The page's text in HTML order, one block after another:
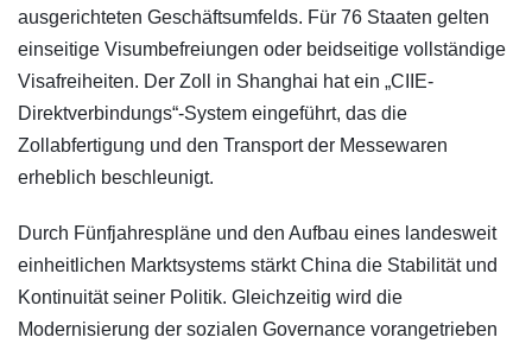
ausgerichteten Geschäftsumfelds. Für 76 Staaten gelten
einseitige Visumbefreiungen oder beidseitige vollständige
Visafreiheiten. Der Zoll in Shanghai hat ein „CIIE-
Direktverbindungs“-System eingeführt, das die
Zollabfertigung und den Transport der Messewaren
erheblich beschleunigt.
Durch Fünfjahrespläne und den Aufbau eines landesweit
einheitlichen Marktsystems stärkt China die Stabilität und
Kontinuität seiner Politik. Gleichzeitig wird die
Modernisierung der sozialen Governance vorangetrieben